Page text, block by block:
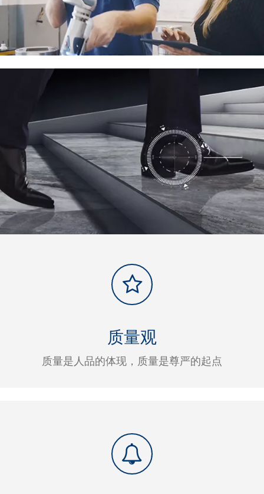
质量观
质量是人品的体现，质量是尊严的起点